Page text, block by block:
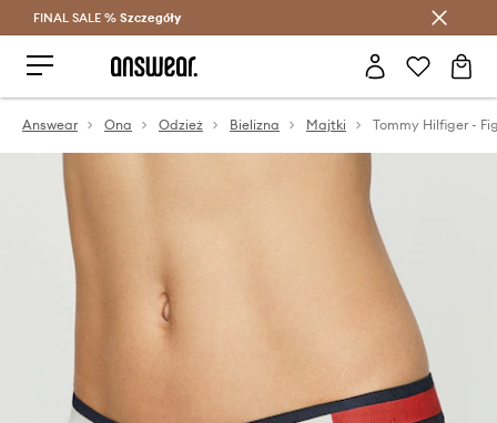
Oszczędzaj z Answear Club >
FINAL SALE % Szczegóły
Answear Ona Odzież Bielizna Majtki Tommy Hilfiger -